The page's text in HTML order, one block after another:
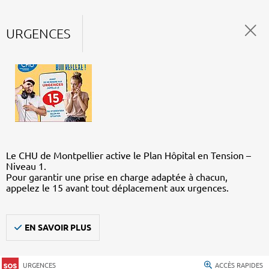
URGENCES
Le CHU de Montpellier active le Plan Hôpital en Tension –
Niveau 1.
Pour garantir une prise en charge adaptée à chacun,
appelez le 15 avant tout déplacement aux urgences.
EN SAVOIR PLUS
URGENCES ACCÈS RAPIDES